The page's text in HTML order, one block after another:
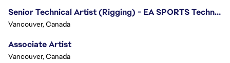
Senior Technical Artist (Rigging) - EA SPORTS Technology
Vancouver, Canada
Associate Artist
Vancouver, Canada